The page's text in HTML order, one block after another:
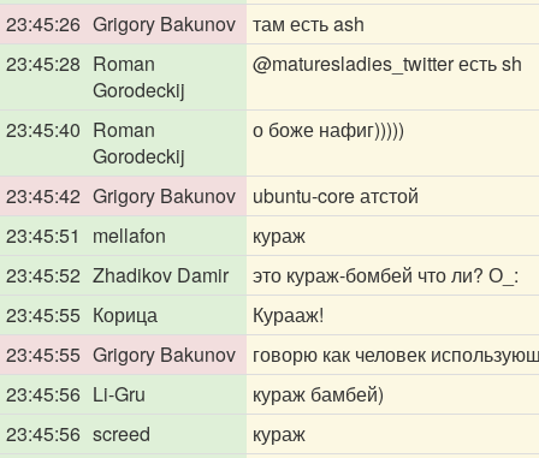
23:45:26 Grigory Bakunov
там есть ash
23:45:28 Roman
Gorodeckij
@maturesladies_twitterесть sh
23:45:40 Roman
Gorodeckij
о боже нафиг)))))
23:45:42 Grigory Bakunov
ubuntu-core атстой
23:45:51
mellafon
кураж
23:45:52 Zhadikov Damir
это кураж-бомбей что ли? О_:
23:45:55 Корица
Курааж!
23:45:55 Grigory Bakunov
говорю как человек
23:45:56 Li-Gru
кураж бамбей)
23:45:56 screed
кураж